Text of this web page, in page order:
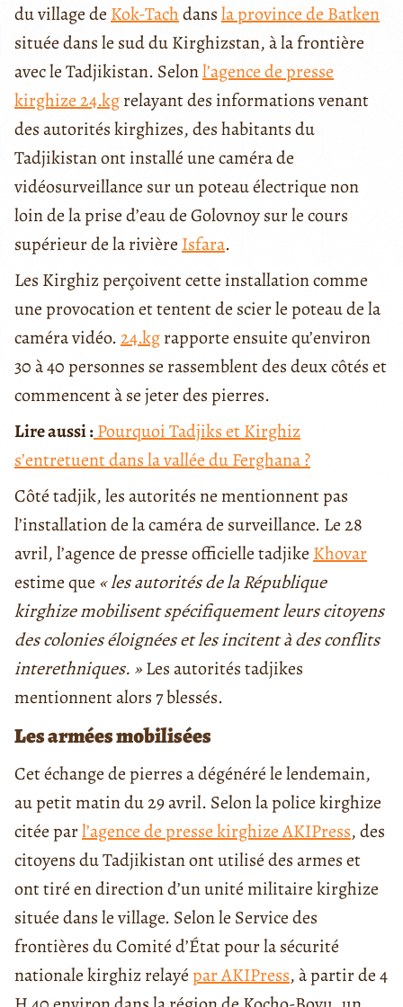
du village de Kok-Tachdansla province de Batken
située dans le sud du Kirghizstan, à la frontière
avec le Tadjikistan. Selonl’agence de presse
kirghize 24.kgrelayant des informations venant
des autorités kirghizes, des habitants du
Tadjikistan ont installé une caméra de
vidéosurveillance sur un poteau électrique non
loin de la prise d’eau de Golovnoy sur le cours
supérieur de la rivière Isfara.
Les Kirghiz perçoivent cette installation comme
une provocation et tentent de scier le poteau de la
caméra vidéo.24.kgrapporte ensuite qu’environ
30 à 40 personnes se rassemblent des deux côtés et
commencent à se jeter des pierres.
Lire aussi :Pourquoi Tadjiks et Kirghiz
s’entretuent dans la vallée du Ferghana ?
Côté tadjik, les autorités ne mentionnent pas
l’installation de la caméra de surveillance. Le 28
avril, l’agence de presse officielle tadjike Khovar
estime que « les autorités de la République
kirghize mobilisent spécifiquement leurs citoyens
des colonies éloignées et les incitent à des conflits
interethniques. »Les autorités tadjikes
mentionnent alors 7 blessés.
Les armées mobilisées
Cet échange de pierres a dégénéré le lendemain,
au petit matin du 29 avril. Selon la police kirghize
citée parl’agence de presse kirghize AKIPress, des
citoyens du Tadjikistan ont utilisé des armes et
ont tiré en direction d’un unité militaire kirghize
située dans le village. Selon le Service des
frontières du Comité d’État pour la sécurité
nationale kirghiz relayépar AKIPress, à partir de 4